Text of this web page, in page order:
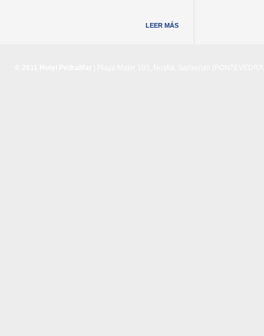
LEER MÁS